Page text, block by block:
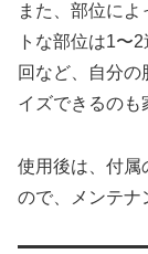
また、部位に
トな部位は1〜
回など、自分
イズできるのも
使用後は、付属
ので、メンテナ